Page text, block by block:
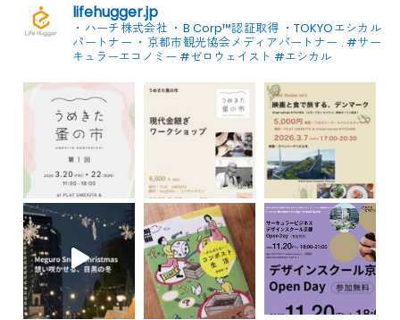
lifehugger.jp
・ハーチ株式会社 ・B Corp™認証取得 ・TOKYOエシカル
パートナー ・京都市観光協会メディアパートナー . #サー
キュラーエコノミー #ゼロウェイスト #エシカル